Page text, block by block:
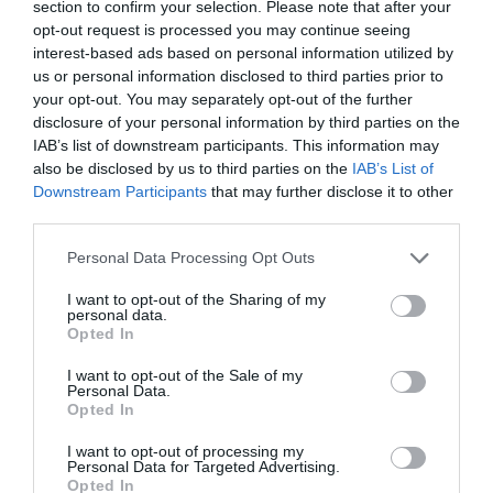
section to confirm your selection. Please note that after your
opt-out request is processed you may continue seeing
interest-based ads based on personal information utilized by
us or personal information disclosed to third parties prior to
your opt-out. You may separately opt-out of the further
disclosure of your personal information by third parties on the
IAB’s list of downstream participants. This information may
also be disclosed by us to third parties on the IAB’s List of
Downstream Participants that may further disclose it to other
Personal Data Processing Opt Outs
I want to opt-out of the Sharing of my
personal data.
Opted In
I want to opt-out of the Sale of my
Personal Data.
Opted In
I want to opt-out of processing my
Personal Data for Targeted Advertising.
Opted In
Entre los ponentes confirmados para el primer día se
encuentra laDra. Giovanna Laudisio, directora
ejecutiva y cofundadora de Naturbeads, quien
explorará "Microesferas de celulosa: una alternativa
sostenible a los microplásticos en cosméticos". La sesión
explorará el uso de microplásticos y su impacto en el
medio ambiente y la salud humana. Explorará las
otros. Naturbeads, una joven empresa emergente de la
Universidad de Bath, está dando los pasos para
comercializar microperlas biodegradables a base de
plantas como una alternativa sostenible. Brindará a los
delegados la oportunidad de comprender cómo la
tecnología está transformando la celulosa de su forma
de fibra natural en perlas de celulosa perfectamente
esféricas sin la adición de plastificantes.